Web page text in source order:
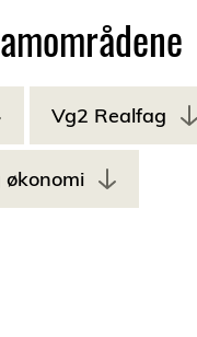
Vg2 Realfag